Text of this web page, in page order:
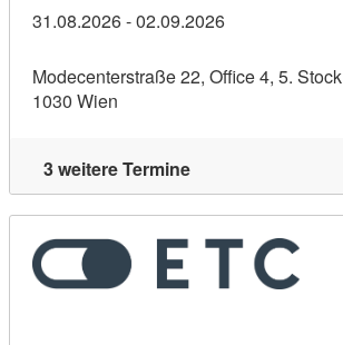
31.08.2026 - 02.09.2026
Modecenterstraße 22, Office 4, 5. Stock
1030 Wien
3 weitere Termine